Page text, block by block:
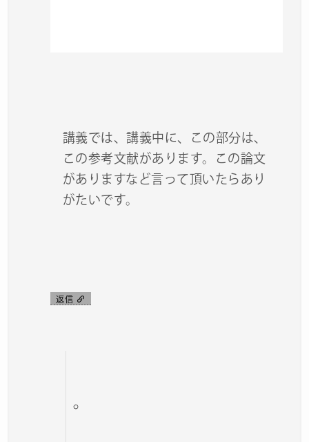
講義では、講義中に、この部分は、
この参考文献があります。この論文
がありますなど言って頂いたらあり
がたいです。
返信